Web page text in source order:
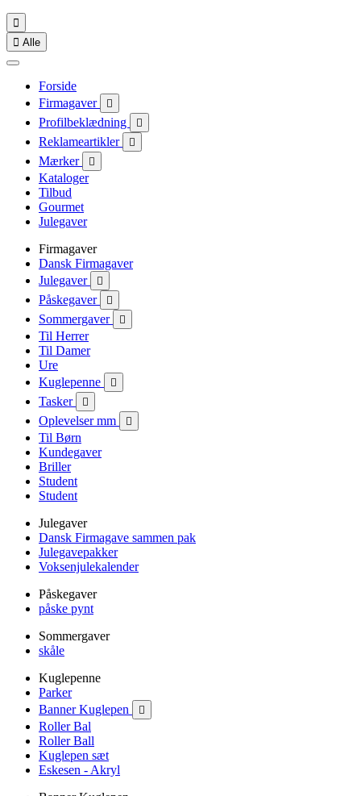

 Alle
Forside
Firmagaver

Profilbeklædning 
Reklameartikler 
Mærker 
Kataloger
Tilbud
Gourmet
Julegaver
Firmagaver
Dansk Firmagaver
Julegaver

Påskegaver 
Sommergaver 
Til Herrer
Til Damer
Ure
Kuglepenne

Tasker 
Oplevelser mm 
Til Børn
Kundegaver
Briller
Student
Student
Julegaver
Dansk Firmagave sammen pak
Julegavepakker
Voksenjulekalender
Påskegaver
påske pynt
Sommergaver
skåle
Kuglepenne
Parker
Banner Kuglepen

Roller Bal
Roller Ball
Kuglepen sæt
Eskesen - Akryl